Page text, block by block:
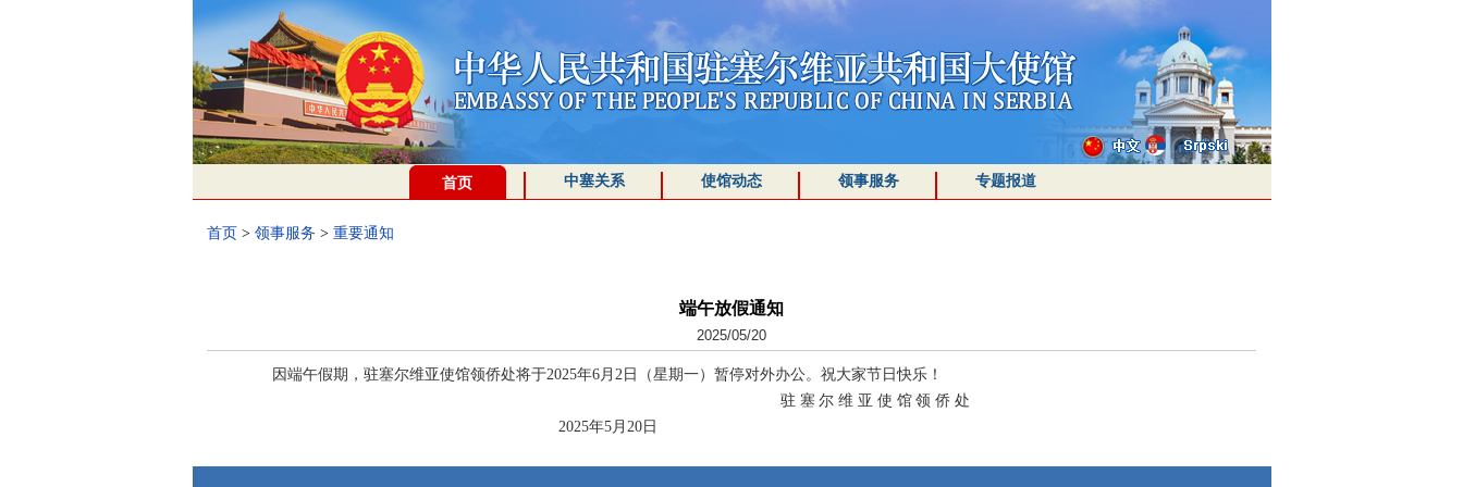
首页 中塞关系 使馆动态 领事服务 专题报道
首页 > 领事服务 > 重要通知
端午放假通知
2025/05/20
因端午假期，驻塞尔维亚使馆领侨处将于2025年6月2日（星期一）暂停对外办公。祝大家节日快乐！
驻塞尔维亚使馆领侨处
2025年5月20日